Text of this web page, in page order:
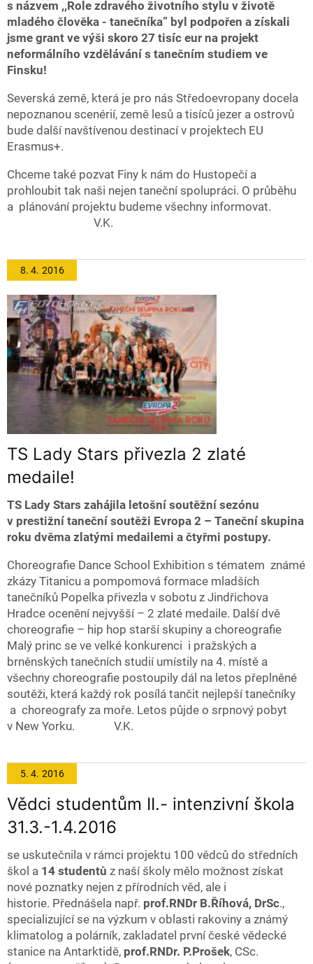
s názvem ,,Role zdravého životního stylu v životě
mladého člověka - tanečníka” byl podpořen a získali
jsme grant ve výši skoro 27 tisíc eur na projekt
neformálního vzdělávání s tanečním studiem ve
Finsku!
Severská země, která je pro nás Středoevropany docela
nepoznanou scenérií, země lesů a tisíců jezer a ostrovů
bude další navštívenou destinací v projektech EU
Erasmus+.
Chceme také pozvat Finy k nám do Hustopečí a
prohloubit tak naši nejen taneční spolupráci. O průběhu
a plánování projektu budeme všechny informovat.
V.K.
8. 4. 2016
TS Lady Stars přivezla 2 zlaté
medaile!
TS Lady Stars zahájila letošní soutěžní sezónu
v prestižní taneční soutěži Evropa 2 – Taneční skupina
roku dvěma zlatými medailemi a čtyřmi postupy.
Choreografie Dance School Exhibition s tématem známé
zkázy Titanicu a pompomová formace mladších
tanečníků Popelka přivezla v sobotu z Jindřichova
Hradce ocenění nejvyšší – 2 zlaté medaile. Další dvě
choreografie – hip hop starší skupiny a choreografie
Malý princ se ve velké konkurenci i pražských a
brněnských tanečních studií umístily na 4. místě a
všechny choreografie postoupily dál na letos přeplněné
soutěži, která každý rok posílá tančit nejlepší tanečníky
a choreografy za moře. Letos půjde o srpnový pobyt
v New Yorku. V.K.
5. 4. 2016
Vědci studentům II.- intenzivní škola
31.3.-1.4.2016
se uskutečnila v rámci projektu 100 vědců do středních
škol a 14 studentů z naší školy mělo možnost získat
nové poznatky nejen z přírodních věd, ale i
historie. Přednášela např. prof.RNDr B.Říhová, DrSc.,
specializující se na výzkum v oblasti rakoviny a známý
klimatolog a polárník, zakladatel první české vědecké
stanice na Antarktidě, prof.RNDr. P.Prošek, CSc.